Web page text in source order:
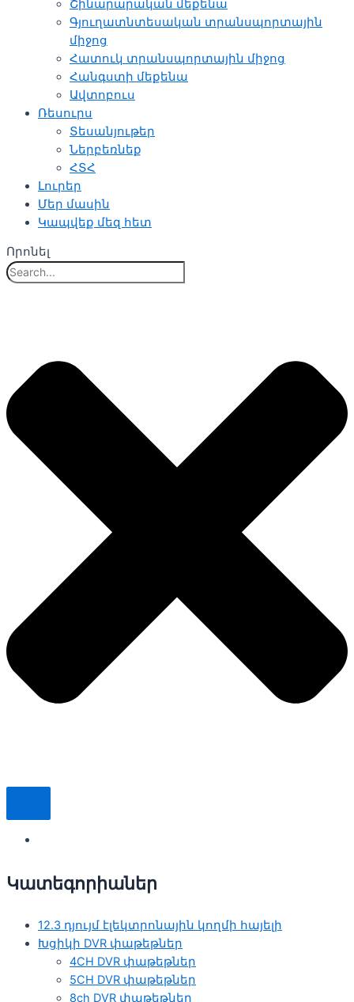
Շինարարական մեքենա
Գյուղատնտեսական տրանսպորտային
միջոց
Հատուկ տրանսպորտային միջոց
Հանգստի մեքենա
Ավտոբուս
Ռեսուրս
Տեսանյութեր
Ներբեռնեք
ՀՏՀ
Լուրեր
Մեր մասին
Կապվեք մեզ հետ
Որոնել
Կատեգորիաներ
12.3 դյույմ էլեկտրոնային կողմի հայելի
Խցիկի DVR փաթեթներ
4CH DVR փաթեթներ
5CH DVR փաթեթներ
8ch DVR փաթեթներ